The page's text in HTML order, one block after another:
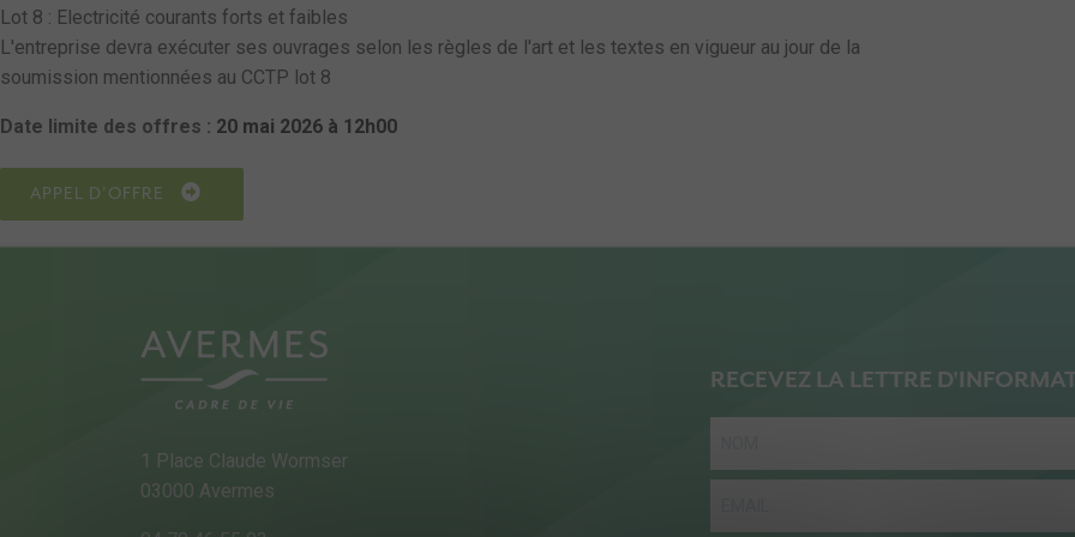
Lot 8 : Electricité courants forts et faibles
L'entreprise devra exécuter ses ouvrages selon les règles de l'art et les textes en vigueur au jour de la
soumission mentionnées au CCTP lot 8
Date limite des offres : 20 mai 2026 à 12h00
APPEL D'OFFRE
1 Place Claude Wormser
03000 Avermes
RECEVEZ LA LETTRE